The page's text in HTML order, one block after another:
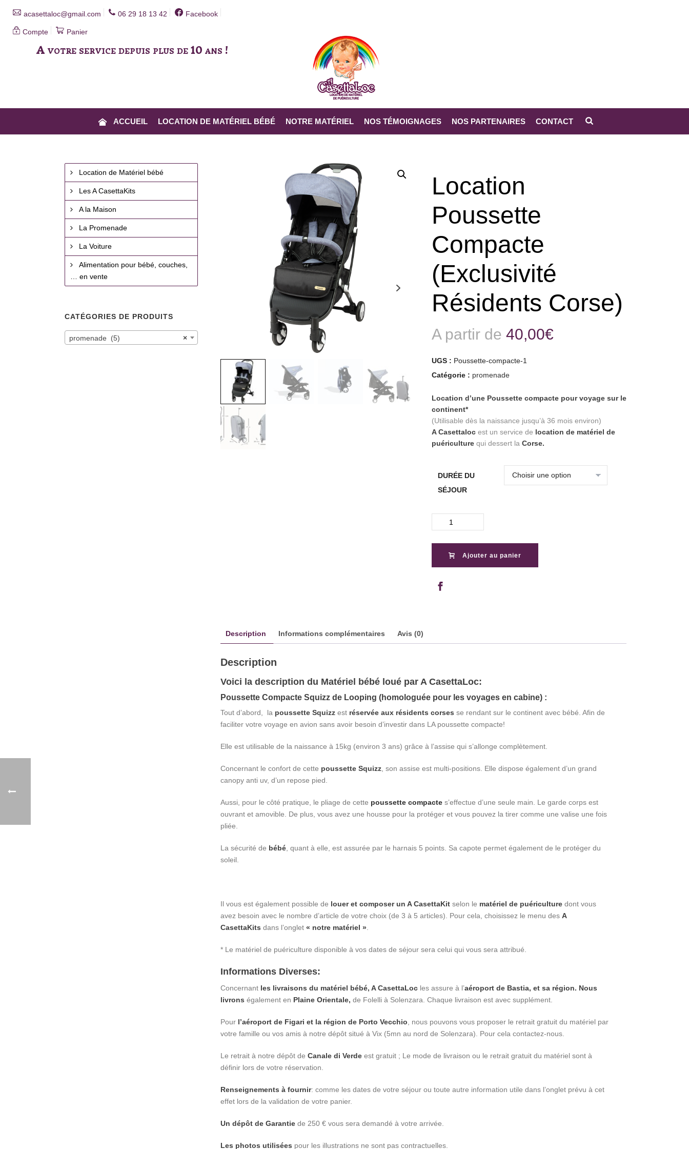
acasettaloc@gmail.com 06 29 18 13 42 Facebook
Compte Panier
A votre service depuis plus de 10 ans !
ACCUEIL LOCATION DE MATÉRIEL BÉBÉ NOTRE MATÉRIEL NOS TÉMOIGNAGES NOS PARTENAIRES CONTACT
A CASETTALOC»PRODUITS»LOCATION POUSSETTE COMPACTE (EXCLUSIVITÉ RÉSIDENTS CORSE)
Location
Poussette
Compacte
(Exclusivité
Résidents Corse)
A partir de 40,00€
UGS : Poussette-compacte-1
Catégorie : promenade
Location d’une Poussette compacte pour voyage sur le
continent*
(Utilisable dès la naissance jusqu’à 36 mois environ)
A Casettaloc est un service de location de matériel de
puériculture qui dessert la Corse.
DURÉE DU
SÉJOUR
quantité
de
Location
Poussette
Compacte
Résidents
Ajouter au panier
Description Informations complémentaires Avis (0)
Description
Voici la description du Matériel bébé loué par A CasettaLoc:
Poussette Compacte Squizz de Looping (homologuée pour les voyages en cabine) :
Tout d’abord, la poussette Squizzest réservée aux résidents corses se rendant sur le continent avec bébé. Afin de
faciliter votre voyage en avion sans avoir besoin d’investir dans LA poussette compacte!
Elle est utilisable de la naissance à 15kg (environ 3 ans) grâce à l’assise qui s’allonge complètement.
Concernant le confort de cette poussette Squizz, son assise est multi-positions. Elle dispose également d’un grand
canopy anti uv, d’un repose pied.
Aussi, pour le côté pratique, le pliage de cette poussette compactes’effectue d’une seule main. Le garde corps est
ouvrant et amovible. De plus, vous avez une housse pour la protéger et vous pouvez la tirer comme une valise une fois
pliée.
La sécurité de bébé, quant à elle, est assurée par le harnais 5 points. Sa capote permet également de le protéger du
soleil.
Il vous est également possible de louer et composer un A CasettaKitselon le matériel de puériculturedont vous
avez besoin avec le nombre d’article de votre choix (de 3 à 5 articles). Pour cela, choisissez le menu des A
CasettaKits dans l’onglet « notre matériel ».
* Le matériel de puériculture disponible à vos dates de séjour sera celui qui vous sera attribué.
Informations Diverses:
Concernantles livraisons du matériel bébé, A CasettaLocles assure à l’aéroport de Bastia, et sa région. Nous
livrons également en Plaine Orientale, de Folelli à Solenzara. Chaque livraison est avec supplément.
Pour l’aéroport de Figari et la région de Porto Vecchio , nous pouvons vous proposer le retrait gratuit du matériel par
votre famille ou vos amis à notre dépôt situé à Vix (5mn au nord de Solenzara). Pour cela contactez-nous.
Le retrait à notre dépôt de Canale di Verdeest gratuit ; Le mode de livraison ou le retrait gratuit du matériel sont à
définir lors de votre réservation.
Renseignements à fournir: comme les dates de votre séjour ou toute autre information utile dans l’onglet prévu à cet
effet lors de la validation de votre panier.
Un dépôt de Garantie de 250 € vous sera demandé à votre arrivée.
Les photos utilisées pour les illustrations ne sont pas contractuelles.
Location de Matériel bébé
Les A CasettaKits
A la Maison
La Promenade
La Voiture
Alimentation pour bébé, couches,
… en vente
CATÉGORIES DE PRODUITS
×
promenade (5)